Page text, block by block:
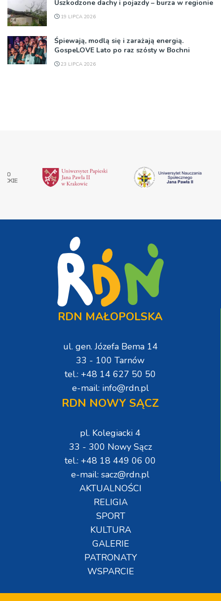
Uszkodzone dachy i pojazdy – burza w regionie
19 LIPCA 2026
Śpiewają, modlą się i zarażają energią.
GospeLOVE Lato po raz szósty w Bochni
23 LIPCA 2026
RDN MAŁOPOLSKA
ul. gen. Józefa Bema 14
33 - 100 Tarnów
tel.: +48 14 627 50 50
e-mail: info@rdn.pl
RDN NOWY SĄCZ
pl. Kolegiacki 4
33 - 300 Nowy Sącz
tel.: +48 18 449 06 00
e-mail: sacz@rdn.pl
AKTUALNOŚCI
RELIGIA
SPORT
KULTURA
GALERIE
PATRONATY
WSPARCIE